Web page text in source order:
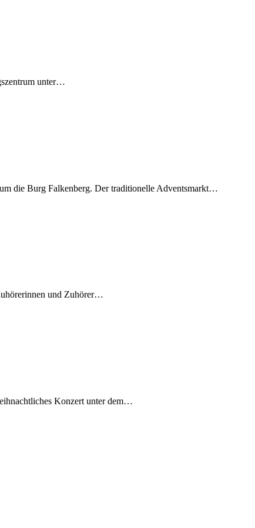
unter…
die Burg Falkenberg. Der traditionelle Adventsmarkt…
und Zuhörer…
Konzert unter dem…